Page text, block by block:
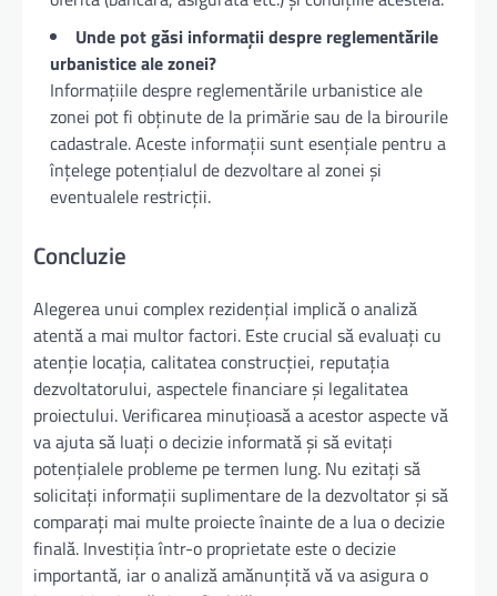
Unde pot găsi informații despre reglementările
urbanistice ale zonei?
Informațiile despre reglementările urbanistice ale
zonei pot fi obținute de la primărie sau de la birourile
cadastrale. Aceste informații sunt esențiale pentru a
înțelege potențialul de dezvoltare al zonei și
eventualele restricții.
Concluzie
Alegerea unui complex rezidențial implică o analiză
atentă a mai multor factori. Este crucial să evaluați cu
atenție locația, calitatea construcției, reputația
dezvoltatorului, aspectele financiare și legalitatea
proiectului. Verificarea minuțioasă a acestor aspecte vă
va ajuta să luați o decizie informată și să evitați
potențialele probleme pe termen lung. Nu ezitați să
solicitați informații suplimentare de la dezvoltator și să
comparați mai multe proiecte înainte de a lua o decizie
finală. Investiția într-o proprietate este o decizie
importantă, iar o analiză amănunțită vă va asigura o